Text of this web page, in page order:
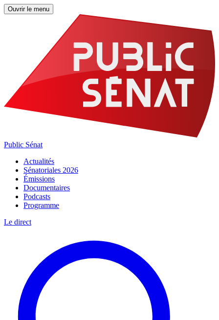
Ouvrir le menu
Public Sénat
Actualités
Sénatoriales 2026
Émissions
Documentaires
Podcasts
Programme
Le direct